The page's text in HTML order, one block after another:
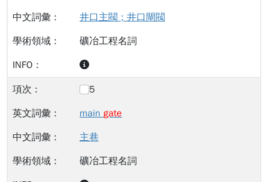
井口主閥 ; 井口閘閥
礦冶工程名詞
5
main gate
主巷
礦冶工程名詞